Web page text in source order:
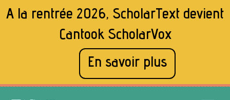
A la rentrée 2026, ScholarText devient
Cantook ScholarVox
En savoir plus